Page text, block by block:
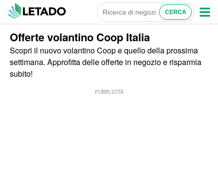
Offerte volantino Coop Italia
Scopri il nuovo volantino Coop e quello della prossima
settimana. Approfitta delle offerte in negozio e risparmia
subito!
PUBBLICITÀ